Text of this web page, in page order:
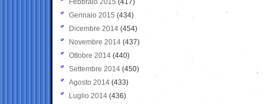
Febbraio 2015 (417)
Gennaio 2015 (434)
Dicembre 2014 (454)
Novembre 2014 (437)
Ottobre 2014 (440)
Settembre 2014 (450)
Agosto 2014 (433)
Luglio 2014 (436)